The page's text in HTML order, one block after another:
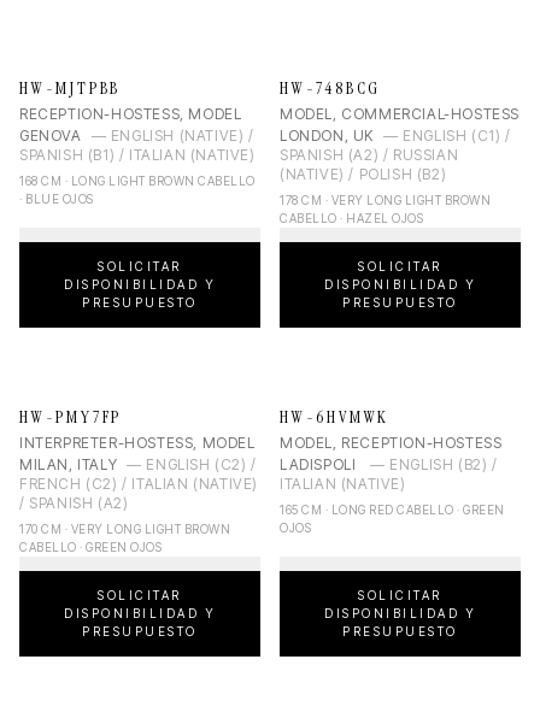
HW-MJTPBB
RECEPTION-HOSTESS, MODEL
GENOVA — ENGLISH (NATIVE) /
SPANISH (B1) / ITALIAN (NATIVE)
168 CM · LONG LIGHT BROWN CABELLO
· BLUE OJOS
SOLICITAR
DISPONIBILIDAD Y
PRESUPUESTO
HW-748BCG
MODEL, COMMERCIAL-HOSTESS
LONDON, UK — ENGLISH (C1) /
SPANISH (A2) / RUSSIAN
(NATIVE) / POLISH (B2)
178 CM · VERY LONG LIGHT BROWN
CABELLO · HAZEL OJOS
SOLICITAR
DISPONIBILIDAD Y
PRESUPUESTO
HW-PMY7FP
INTERPRETER-HOSTESS, MODEL
MILAN, ITALY — ENGLISH (C2) /
FRENCH (C2) / ITALIAN (NATIVE)
/ SPANISH (A2)
170 CM · VERY LONG LIGHT BROWN
CABELLO · GREEN OJOS
SOLICITAR
DISPONIBILIDAD Y
PRESUPUESTO
HW-6HVMWK
MODEL, RECEPTION-HOSTESS
LADISPOLI
— ENGLISH (B2) /
ITALIAN (NATIVE)
165 CM · LONG RED CABELLO · GREEN
OJOS
SOLICITAR
DISPONIBILIDAD Y
PRESUPUESTO